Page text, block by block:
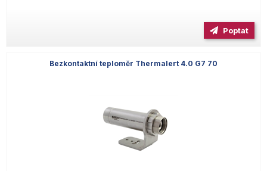
Poptat
Bezkontaktní teploměr Thermalert 4.0 G7 70